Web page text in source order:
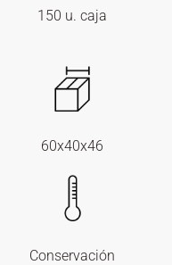
150 u. caja
60x40x46
Conservación